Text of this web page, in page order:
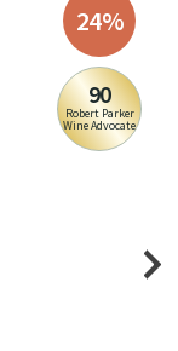
24%
90
Robert Parker
Wine Advocate